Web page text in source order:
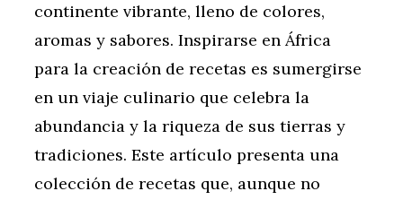
continente vibrante, lleno de colores,
aromas y sabores. Inspirarse en África
para la creación de recetas es sumergirse
en un viaje culinario que celebra la
abundancia y la riqueza de sus tierras y
tradiciones. Este artículo presenta una
colección de recetas que, aunque no